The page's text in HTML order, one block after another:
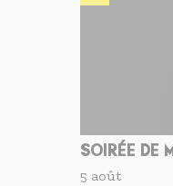
SOIRÉE DE
5 août